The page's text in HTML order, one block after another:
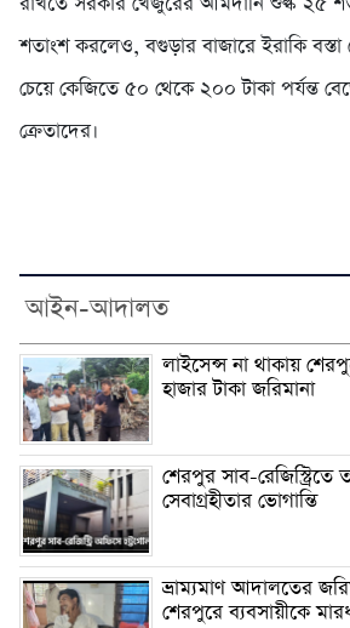
শতাংশ করলেও, বগুড়ার বাজারে ইরাকি
চেয়ে কেজিতে ৫০ থেকে ২০০ টাকা পর্যন্ত
ক্রেতাদের।
আইন-আদালত
লাইসেন্স না থাকায়
হাজার টাকা জরিমানা
শেরপুর সাব-রেজিস্ট্রিতে
সেবাগ্রহীতার ভোগান্তি
ভ্রাম্যমাণ আদালতের
শেরপুরে ব্যবসায়ীকে